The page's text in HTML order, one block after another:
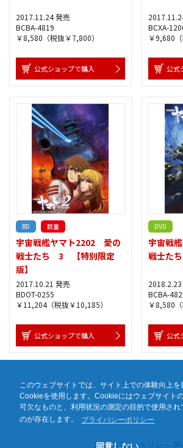
このウェブサイトでは、サイト上での体験向上を
Cookieを使用します。Cookieにはウェブサイト
可欠なものと、利用状況の測定の目的で使用され
のが存在します。
プライバシーポリシー
同意しない
2017.11.24 発売
BCBA-4819
￥8,580（税抜￥7,800）
公式ショップで購入
BCXA-
￥9,680
公式
BD 数量
宇宙戦艦ヤマト2202 愛の
戦士たち 3 【特別限定
版】
2017.10.21 発売
BDOT-0255
￥11,204（税抜￥10,185）
公式ショップで購入
DVD
宇宙戦
戦士た
2018.2.23
BCBA-
￥8,580
公式
1 3 次へ
プライバシーポリシー